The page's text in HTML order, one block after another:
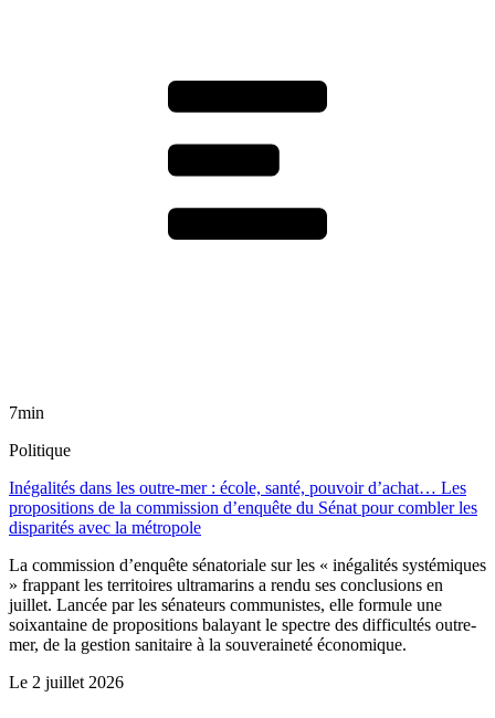
7min
Politique
Inégalités dans les outre-mer : école, santé, pouvoir d’achat… Les
propositions de la commission d’enquête du Sénat pour combler les
disparités avec la métropole
La commission d’enquête sénatoriale sur les « inégalités systémiques
» frappant les territoires ultramarins a rendu ses conclusions en
juillet. Lancée par les sénateurs communistes, elle formule une
soixantaine de propositions balayant le spectre des difficultés outre-
mer, de la gestion sanitaire à la souveraineté économique.
Le 2 juillet 2026